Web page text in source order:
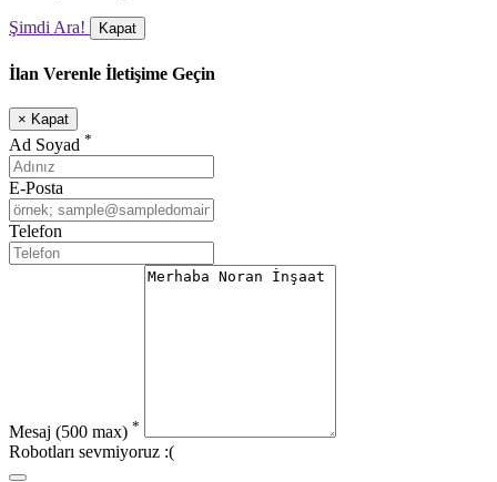
Şimdi Ara! Kapat
İlan Verenle İletişime Geçin
× Kapat
Ad Soyad *
E-Posta
Telefon
Mesaj (500 max) *
Robotları sevmiyoruz :(